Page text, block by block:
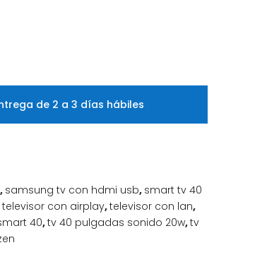
de 2 a 3 días hábiles
, samsung tv con hdmi usb, smart tv 40
televisor con airplay,televisor con lan,
40,tv 40 pulgadas sonido 20w,tv